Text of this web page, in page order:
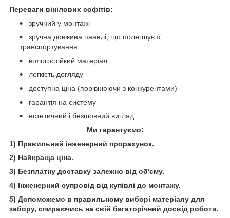
Переваги вінілових софітів:
зручний у монтажі
зручна довжина панелі, що полегшує її
транспортування
вологостійкий матеріал
легкість догляду
доступна ціна (порівнюючи з конкурентами)
гарантія на систему
естетичний і безшовний вигляд.
Ми гарантуємо:
1) Правильний інженерний прорахунок.
2) Найкраща ціна.
3) Безплатну доставку залежно від об'єму.
4) Інженерний супровід від купівлі до монтажу.
5) Допоможемо в правильному виборі матеріалу для
забору, спираючись на свій багаторічний досвід роботи.